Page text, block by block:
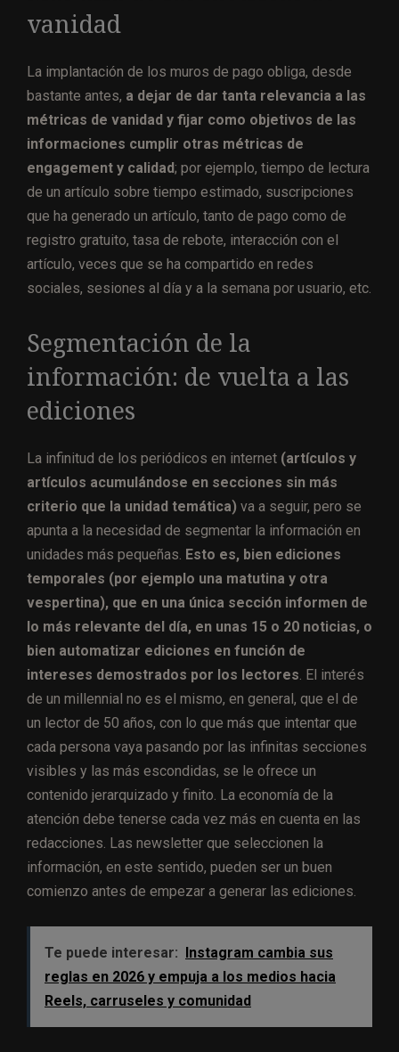
vanidad
La implantación de los muros de pago obliga, desde
bastante antes, a dejar de dar tanta relevancia a las
métricas de vanidad y fijar como objetivos de las
informaciones cumplir otras métricas de
engagement y calidad; por ejemplo, tiempo de lectura
de un artículo sobre tiempo estimado, suscripciones
que ha generado un artículo, tanto de pago como de
registro gratuito, tasa de rebote, interacción con el
artículo, veces que se ha compartido en redes
sociales, sesiones al día y a la semana por usuario, etc.
Segmentación de la
información: de vuelta a las
ediciones
La infinitud de los periódicos en internet (artículos y
artículos acumulándose en secciones sin más
criterio que la unidad temática) va a seguir, pero se
apunta a la necesidad de segmentar la información en
unidades más pequeñas. Esto es, bien ediciones
temporales (por ejemplo una matutina y otra
vespertina), que en una única sección informen de
lo más relevante del día, en unas 15 o 20 noticias, o
bien automatizar ediciones en función de
intereses demostrados por los lectores . El interés
de un millennial no es el mismo, en general, que el de
un lector de 50 años, con lo que más que intentar que
cada persona vaya pasando por las infinitas secciones
visibles y las más escondidas, se le ofrece un
contenido jerarquizado y finito. La economía de la
atención debe tenerse cada vez más en cuenta en las
redacciones. Las newsletter que seleccionen la
información, en este sentido, pueden ser un buen
comienzo antes de empezar a generar las ediciones.
Te puede interesar: Instagram cambia sus
reglas en 2026 y empuja a los medios hacia
Reels, carruseles y comunidad